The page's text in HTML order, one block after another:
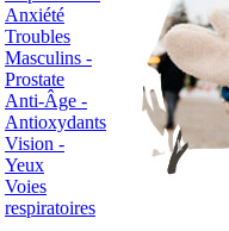
Anxiété
Troubles
Masculins -
Prostate
Anti-Âge -
Antioxydants
Vision -
Yeux
Voies
respiratoires